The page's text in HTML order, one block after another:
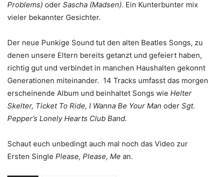
Problems) oder Sascha (Madsen). Ein Kunterbunter mix
vieler bekannter Gesichter.
Der neue Punkige Sound tut den alten Beatles Songs, zu
denen unsere Eltern bereits getanzt und gefeiert haben,
richtig gut und verbindet in manchen Haushalten gekonnt
Generationen miteinander. 14 Tracks umfasst das morgen
erscheinende Album und beinhaltet Songs wie Helter
Skelter, Ticket To Ride, I Wanna Be Your Man oder Sgt.
Pepper’s Lonely Hearts Club Band.
Schaut euch unbedingt auch mal noch das Video zur
Ersten Single Please, Please, Me an.